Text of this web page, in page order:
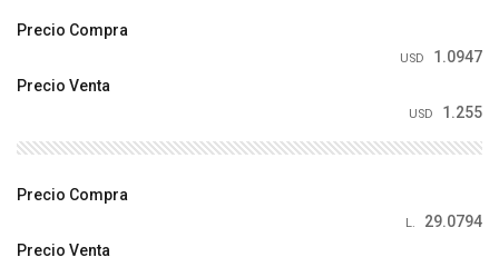
Precio Compra
USD
1.0947
Precio Venta
USD 1.255
Precio Compra
L.
29.0794
Precio Venta